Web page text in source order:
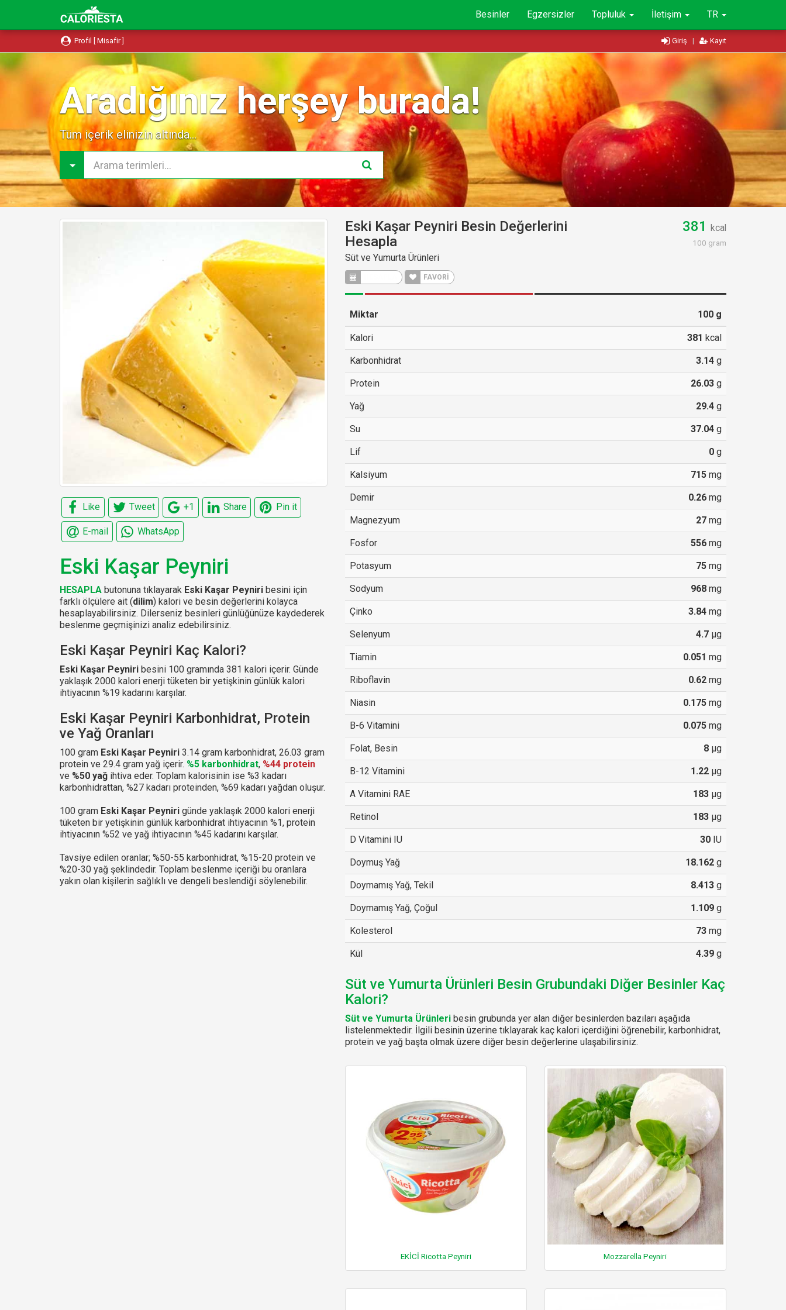
Besinler Egzersizler Topluluk İletişim TR
Profil [ Misafir ] Giriş | Kayıt
Aradığınız herşey burada!
Tüm içerik elinizin altında...
Like Tweet +1 Share Pin it
E-mail WhatsApp
Eski Kaşar Peyniri
HESAPLA butonuna tıklayarak Eski Kaşar Peyniri besini için
farklı ölçülere ait (dilim) kalori ve besin değerlerini kolayca
hesaplayabilirsiniz. Dilerseniz besinleri günlüğünüze kaydederek
beslenme geçmişinizi analiz edebilirsiniz.
Eski Kaşar Peyniri Kaç Kalori?
Eski Kaşar Peyniri besini 100 gramında 381 kalori içerir. Günde
yaklaşık 2000 kalori enerji tüketen bir yetişkinin günlük kalori
ihtiyacının %19 kadarını karşılar.
Eski Kaşar Peyniri Karbonhidrat, Protein
ve Yağ Oranları
100 gram Eski Kaşar Peyniri 3.14 gram karbonhidrat, 26.03 gram
protein ve 29.4 gram yağ içerir. %5 karbonhidrat, %44 protein
ve %50 yağ ihtiva eder. Toplam kalorisinin ise %3 kadarı
karbonhidrattan, %27 kadarı proteinden, %69 kadarı yağdan oluşur.
100 gram Eski Kaşar Peyniri günde yaklaşık 2000 kalori enerji
tüketen bir yetişkinin günlük karbonhidrat ihtiyacının %1, protein
ihtiyacının %52 ve yağ ihtiyacının %45 kadarını karşılar.
Tavsiye edilen oranlar; %50-55 karbonhidrat, %15-20 protein ve
%20-30 yağ şeklindedir. Toplam beslenme içeriği bu oranlara
yakın olan kişilerin sağlıklı ve dengeli beslendiği söylenebilir.
Eski Kaşar Peyniri Besin Değerlerini
Hesapla
Süt ve Yumurta Ürünleri
FAVORİ
381 kcal
100 gram
Miktar 100g
Kalori 381 kcal
Karbonhidrat 3.14g
Protein 26.03g
Yağ 29.4g
Su 37.04g
Lif 0g
Kalsiyum 715mg
Demir 0.26mg
Magnezyum 27mg
Fosfor 556mg
Potasyum 75mg
Sodyum 968mg
Çinko 3.84mg
Selenyum 4.7µg
Tiamin 0.051 mg
Riboflavin 0.62mg
Niasin 0.175mg
B-6 Vitamini 0.075mg
Folat, Besin 8µg
B-12 Vitamini 1.22µg
A Vitamini RAE 183µg
Retinol 183µg
D Vitamini IU 30IU
Doymuş Yağ 18.162g
Doymamış Yağ, Tekil 8.413g
Doymamış Yağ, Çoğul 1.109g
Kolesterol 73mg
Kül 4.39g
Süt ve Yumurta Ürünleri Besin Grubundaki Diğer Besinler Kaç
Kalori?
Süt ve Yumurta Ürünleribesin grubunda yer alan diğer besinlerden bazıları aşağıda
listelenmektedir. İlgili besinin üzerine tıklayarak kaç kalori içerdiğini öğrenebilir, karbonhidrat,
protein ve yağ başta olmak üzere diğer besin değerlerine ulaşabilirsiniz.
EKİCİ Ricotta Peyniri Mozzarella Peyniri